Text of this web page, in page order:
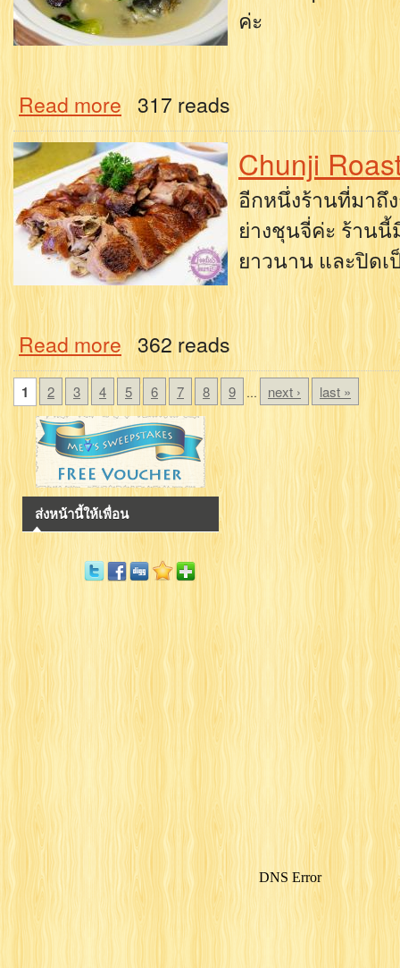
ค่ะ
Read more 317 reads
Chunji
อีกหนึ่งร้านที่มาถึ
ย่างชุนจี่ค่ะ ร้าน
ยาวนาน และปิด
Read more 362 reads
1 2 3 4 5 6 7 8 9 … next › last »
ส่งหน้านี้ให้เพื่อน